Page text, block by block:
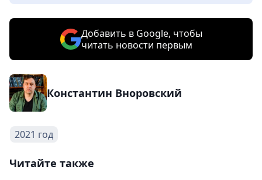
Добавить в Google, чтобы
читать новости первым
Константин Вноровский
2021 год
Читайте также